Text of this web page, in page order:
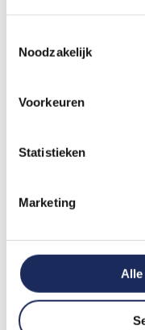
Noodzakelijk
Voorkeuren
Statistieken
Marketing
Programma
personen >>
Programma